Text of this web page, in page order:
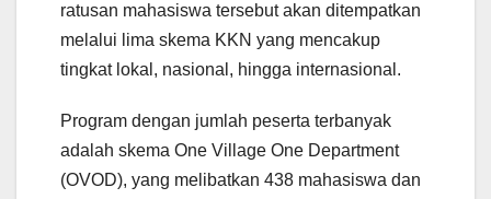
ratusan mahasiswa tersebut akan ditempatkan
melalui lima skema KKN yang mencakup
tingkat lokal, nasional, hingga internasional.
Program dengan jumlah peserta terbanyak
adalah skema One Village One Department
(OVOD), yang melibatkan 438 mahasiswa dan